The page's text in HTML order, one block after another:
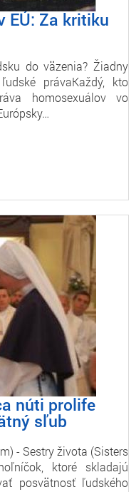
EÚ: Za kritiku
do väzenia? Žiadny
právaKaždý, kto
homosexuálov vo
núti prolife
sľub
- Sestry života (Sisters
ktoré skladajú
posvätnosť ľudského